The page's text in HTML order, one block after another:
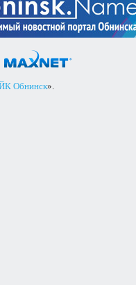
Обнинск».